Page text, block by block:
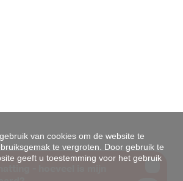
van cookies om de website te
te vergroten. Door gebruik te
geeft u toestemming voor het gebruik